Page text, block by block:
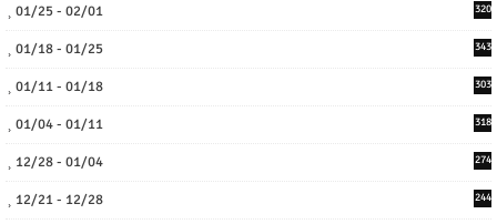
01/25 - 02/01 320
01/18 - 01/25 343
01/11 - 01/18 303
01/04 - 01/11 318
12/28 - 01/04 274
12/21 - 12/28 244